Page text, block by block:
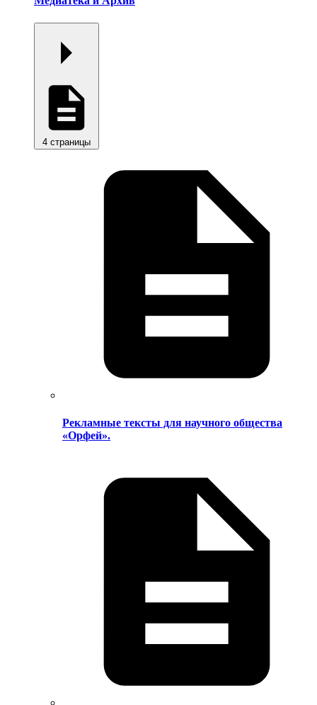
4 страницы
Рекламные тексты для научного общества
«Орфей».